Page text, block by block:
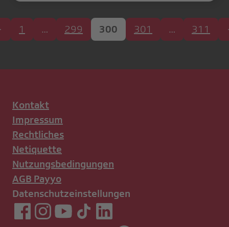
1 … 299 300 301 … 311
Kontakt
Impressum
Rechtliches
Netiquette
Nutzungsbedingungen
AGB Payyo
Datenschutzeinstellungen